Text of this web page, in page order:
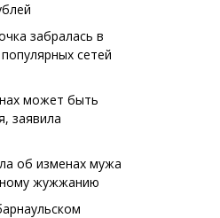
забралась в
сетей
может быть
заявила
об изменах мужа
жужжанию